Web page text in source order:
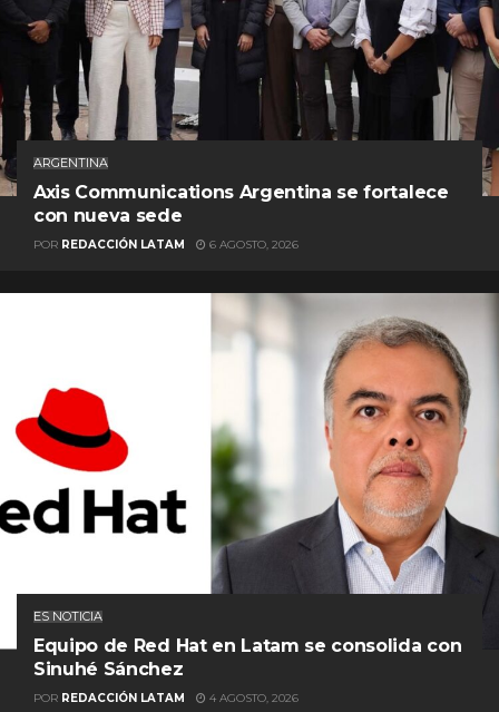
ARGENTINA
Axis Communications Argentina se fortalece
con nueva sede
POR REDACCIÓN LATAM 6 AGOSTO, 2026
ES NOTICIA
Equipo de Red Hat en Latam se consolida con
Sinuhé Sánchez
POR REDACCIÓN LATAM 4 AGOSTO, 2026